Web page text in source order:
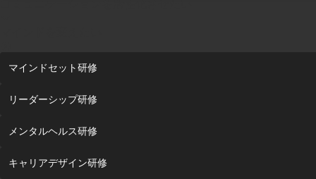
マインドセット研修
リーダーシップ研修
メンタルヘルス研修
キャリアデザイン研修